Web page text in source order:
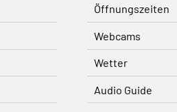
Öffnungszeiten
Webcams
Wetter
Audio Guide